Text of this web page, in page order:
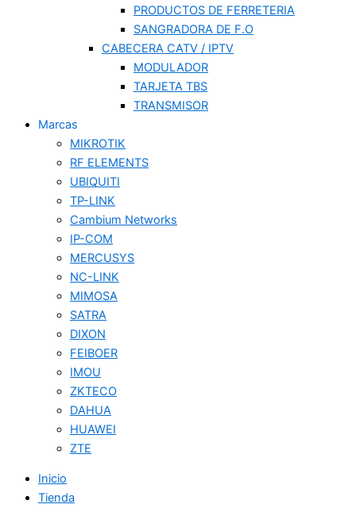
PRODUCTOS DE FERRETERIA
SANGRADORA DE F.O
CABECERA CATV / IPTV
MODULADOR
TARJETA TBS
TRANSMISOR
Marcas
MIKROTIK
RF ELEMENTS
UBIQUITI
TP-LINK
Cambium Networks
IP-COM
MERCUSYS
NC-LINK
MIMOSA
SATRA
DIXON
FEIBOER
IMOU
ZKTECO
DAHUA
HUAWEI
ZTE
Inicio
Tienda